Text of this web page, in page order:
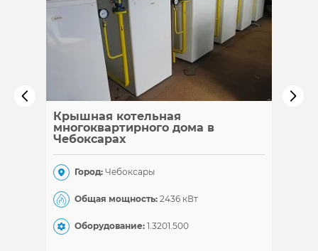
Крышная котельная
многоквартирного дома в
Чебоксарах
Город: Чебоксары
Общая мощность: 2436 кВт
Оборудование: 1.3201.500